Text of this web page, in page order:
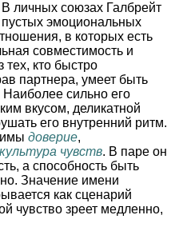
В личных союзах Галбрейт
эмоциональных
в которых есть
совместимость и
тех, кто быстро
партнера, умеет быть
сильно его
вкусом, деликатной
его внутренний ритм.
доверие,
чувств. В паре он
а способность быть
Значение имени
как сценарий
чувство зреет медленно,